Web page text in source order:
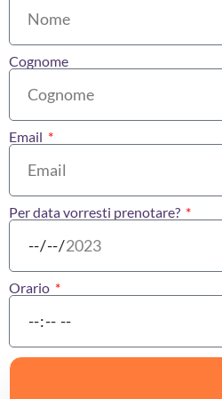
Cognome
Email
Per data vorresti prenotare?
Orario